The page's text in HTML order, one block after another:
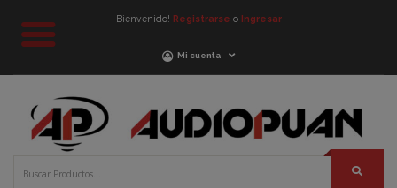
Bienvenido! Registrarse o Ingresar
Mi cuenta